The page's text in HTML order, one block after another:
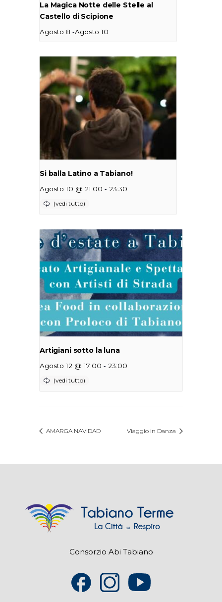
La Magica Notte delle Stelle al
Castello di Scipione
Agosto 8 -Agosto 10
Si balla Latino a Tabiano!
Agosto 10 @ 21:00 - 23:30
Artigiani sotto la luna
Agosto 12 @ 17:00 - 23:00
AMARGA NAVIDAD Viaggio in Danza
Consorzio Abi Tabiano